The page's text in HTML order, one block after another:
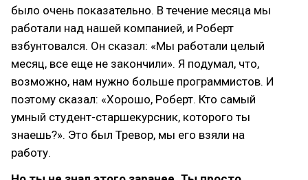
было очень показательно. В течение месяца мы
работали над нашей компанией, и Роберт
взбунтовался. Он сказал: «Мы работали целый
месяц, все еще не закончили». Я подумал, что,
возможно, нам нужно больше программистов. И
поэтому сказал: «Хорошо, Роберт. Кто самый
умный студент-старшекурсник, которого ты
знаешь?». Это был Тревор, мы его взяли на
работу.